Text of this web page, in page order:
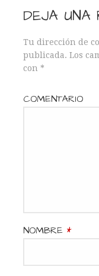
DEJA UNA
Tu dirección de
publicada. Los
con *
COMENTARIO
NOMBRE *